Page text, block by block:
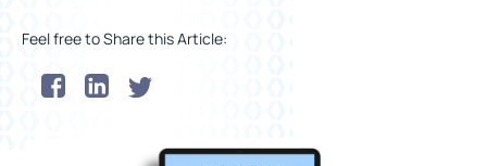
Feel free to Share this Article: